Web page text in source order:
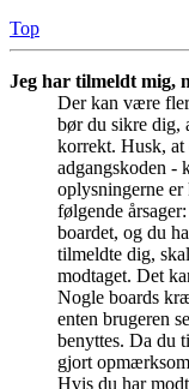
Top
Jeg har tilmeldt mig,
Der kan være
bør du sikre dig,
korrekt. Husk, at
adgangskoden -
oplysningerne
følgende
boardet, og du
tilmeldte dig,
modtaget. Det
Nogle boards
enten brugeren
benyttes. Da du
gjort
Hvis du har